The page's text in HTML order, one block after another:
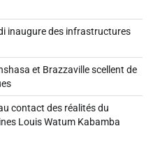
inaugure des infrastructures
et Brazzaville scellent de
contact des réalités du
Louis Watum Kabamba